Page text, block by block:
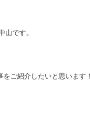
山です。
をご紹介したいと思います